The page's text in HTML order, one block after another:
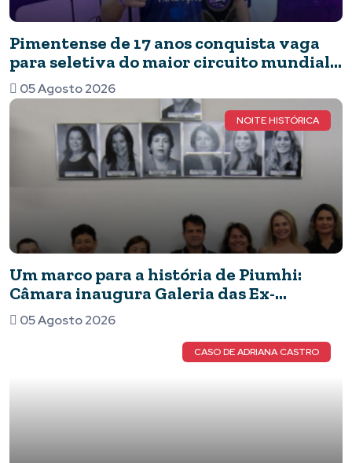
Pimentense de 17 anos conquista vaga
para seletiva do maior circuito mundial
de capoeira após brilhar em competição
nacional
05 Agosto 2026
NOITE HISTÓRICA
Um marco para a história de Piumhi:
Câmara inaugura Galeria das Ex-
Vereadoras e eterniza o legado das
mulheres no Legislativo
05 Agosto 2026
CASO DE ADRIANA CASTRO